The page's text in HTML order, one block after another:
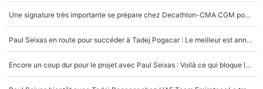
Une signature très importante se prépare chez Decathlon-CMA CGM pour aider Paul Seixas à gagner le Tour de France 2027
Paul Seixas en route pour succéder à Tadej Pogacar : Le meilleur est annoncé pour l’avenir de la pépite française
Encore un coup dur pour le projet avec Paul Seixas : Voilà ce qui bloque le transfert d’un coureur chez Decathlon-CMA CGM